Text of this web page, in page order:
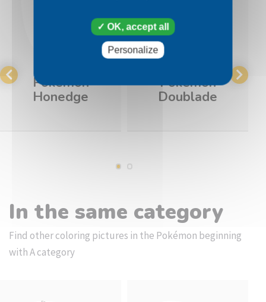
Pokémon
Honedge
Pokémon
Doublade
In the same category
Find other coloring pictures in the Pokémon beginning
with A category
OK, accept all
Personalize